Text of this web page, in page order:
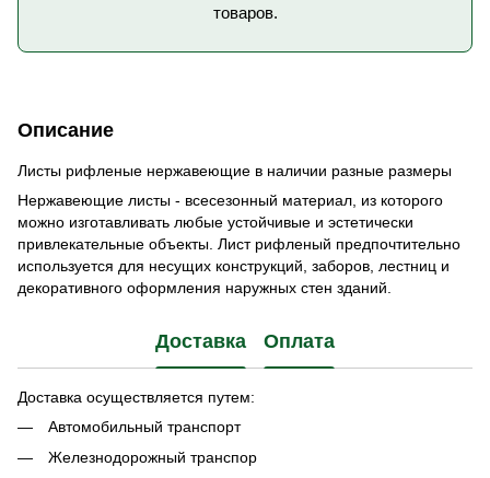
товаров.
Описание
Листы рифленые нержавеющие в наличии разные размеры
Нержавеющие листы - всесезонный материал, из которого
можно изготавливать любые устойчивые и эстетически
привлекательные объекты. Лист рифленый предпочтительно
используется для несущих конструкций, заборов, лестниц и
декоративного оформления наружных стен зданий.
Доставка Оплата
Доставка осуществляется путем:
Автомобильный транспорт
Железнодорожный транспор